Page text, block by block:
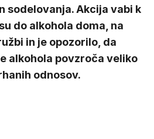
sodelovanja. Akcija vabi k
do alkohola doma, na
in je opozorilo, da
alkohola povzroča veliko
odnosov.